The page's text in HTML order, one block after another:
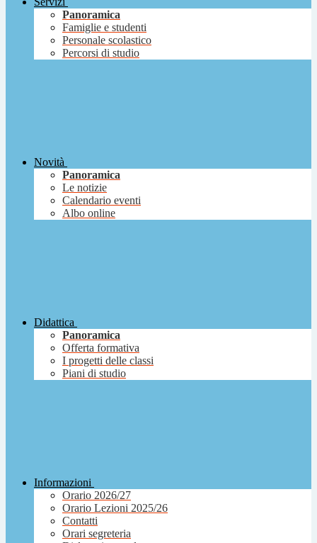
Panoramica
Famiglie e studenti
Personale scolastico
Percorsi di studio
Novità
Panoramica
Le notizie
Calendario eventi
Albo online
Didattica
Panoramica
Offerta formativa
I progetti delle classi
Piani di studio
Informazioni
Orario 2026/27
Orario Lezioni 2025/26
Contatti
Orari segreteria